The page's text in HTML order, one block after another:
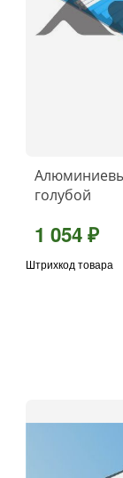
голубой
1 054 ₽
Штрихкод товара